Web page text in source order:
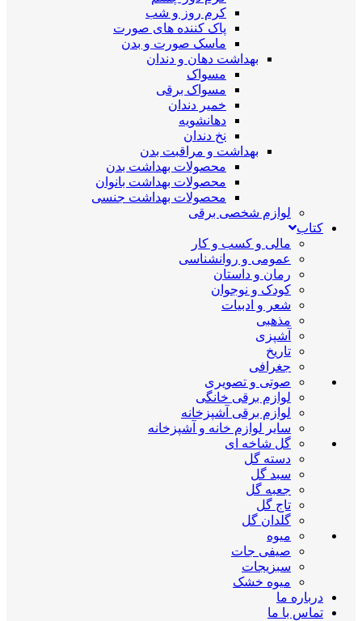
کرم روز و شب
پاک کننده های صورت
ماسک صورت و بدن
بهداشت دهان و دندان
مسواک
مسواک برقی
خمیر دندان
دهانشویه
نخ دندان
بهداشت و مراقبت بدن
محصولات بهداشت بدن
محصولات بهداشت بانوان
محصولات بهداشت جنسی
لوازم شخصی برقی
کتاب
مالی و کسب و کار
عمومی و روانشناسی
رمان و داستان
کودک و نوجوان
شعر و ادبیات
مذهبی
آشپزی
تاریخ
جغرافی
صوتی و تصویری
لوازم برقی خانگی
لوازم برقی آشپزخانه
سایر لوازم خانه و آشپزخانه
گل شاخه ای
دسته گل
سبد گل
جعبه گل
تاج گل
گلدان گل
میوه
صیفی جات
سبزیجات
میوه خشک
درباره ما
تماس با ما